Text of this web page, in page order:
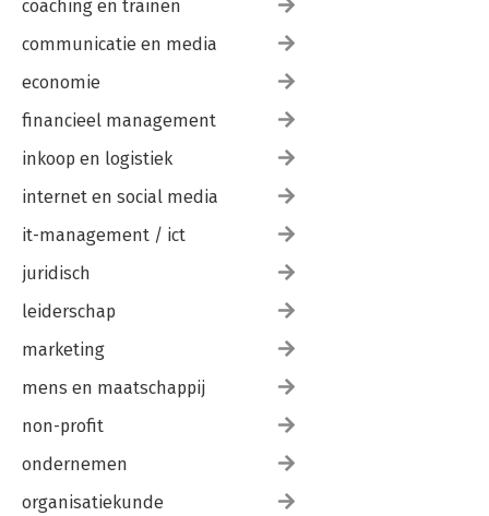
coaching en trainen
communicatie en media
economie
financieel management
inkoop en logistiek
internet en social media
it-management / ict
juridisch
leiderschap
marketing
mens en maatschappij
non-profit
ondernemen
organisatiekunde